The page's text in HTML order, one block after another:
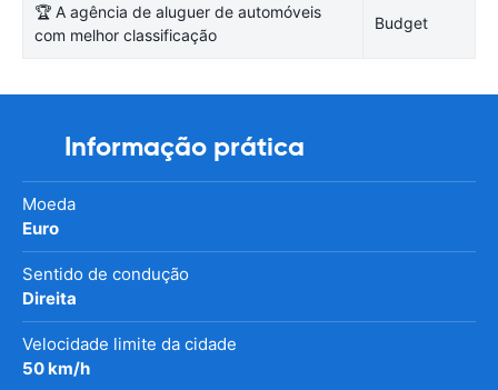
🏆 A agência de aluguer de automóveis
com melhor classificação
Budget
Informação prática
Moeda
Euro
Sentido de condução
Direita
Velocidade limite da cidade
50 km/h